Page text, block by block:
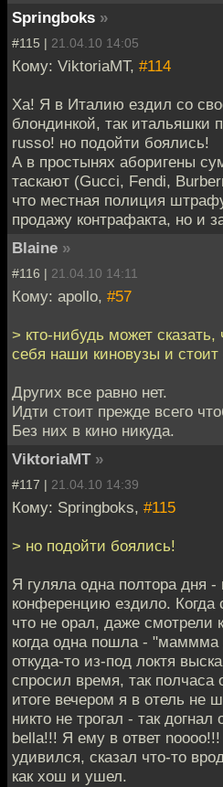
Springboks »
#115 | 21.04.10 14:05
Кому: ViktoriaMT, #114
Ха! Я в Италию ездил со
блондинкой, так итальяшки
russo! но подойти боялись!
А в простынях аборигены
таскают (Gucci, Fendi,
что местная полиция
продажу контрафакта, но и
Blaine »
#116 | 21.04.10 14:11
Кому: apollo, #57
> кто-нибудь может
себя наши киновузы и
Других все равно нет.
Идти стоит прежде всего
Без них в кино никуда.
ViktoriaMT »
#117 | 21.04.10 14:39
Кому: Springboks, #115
> но подойти боялись!
Я гуляла одна полтора дня
конференцию ездило.
что не орал, даже смотрели
когда одна пошла - "маммма
откуда-то из-под локтя
спросил время, так полчаса
итоге вечером я в отель не
никто не трогал - так
bella!!! Я ему в ответ
удивился, сказал что-то
как хош и ушел.